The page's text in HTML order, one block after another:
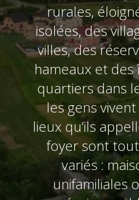
rurales,
isolées, des
villes, des
hameaux et des
quartiers dans
les gens
lieux qu’ils
foyer sont
variés :
unifamiliales